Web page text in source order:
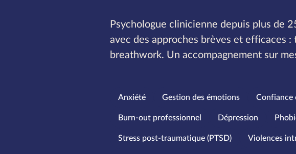
Psychologue clinicienne depuis plus de
avec des approches brèves et efficaces
breathwork. Un accompagnement sur
Spécialités
Anxiété Gestion des émotions Confiance
Burn-out professionnel Dépression
Stress post-traumatique (PTSD) Violences